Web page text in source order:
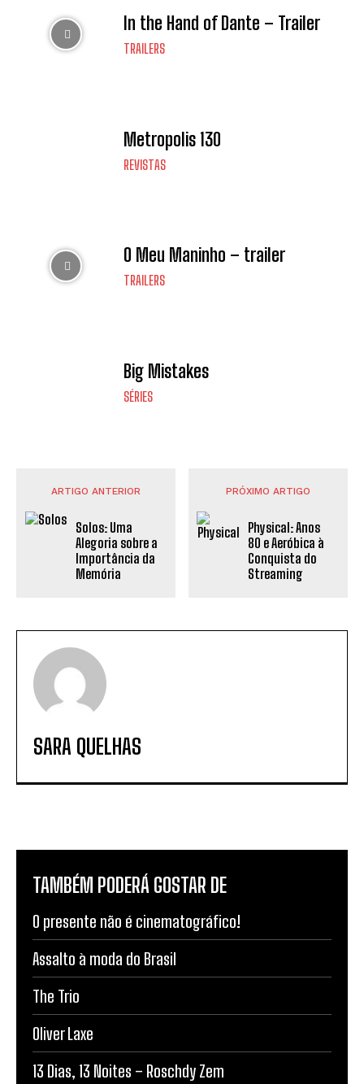
In the Hand of Dante – Trailer
TRAILERS
Metropolis 130
REVISTAS
O Meu Maninho – trailer
TRAILERS
Big Mistakes
SÉRIES
ARTIGO ANTERIOR
Solos: Uma
Alegoria sobre a
Importância da
Memória
PRÓXIMO ARTIGO
Physical: Anos
80 e Aeróbica à
Conquista do
Streaming
SARA QUELHAS
TAMBÉM PODERÁ GOSTAR DE
O presente não é cinematográfico!
Assalto à moda do Brasil
The Trio
Oliver Laxe
13 Dias, 13 Noites – Roschdy Zem